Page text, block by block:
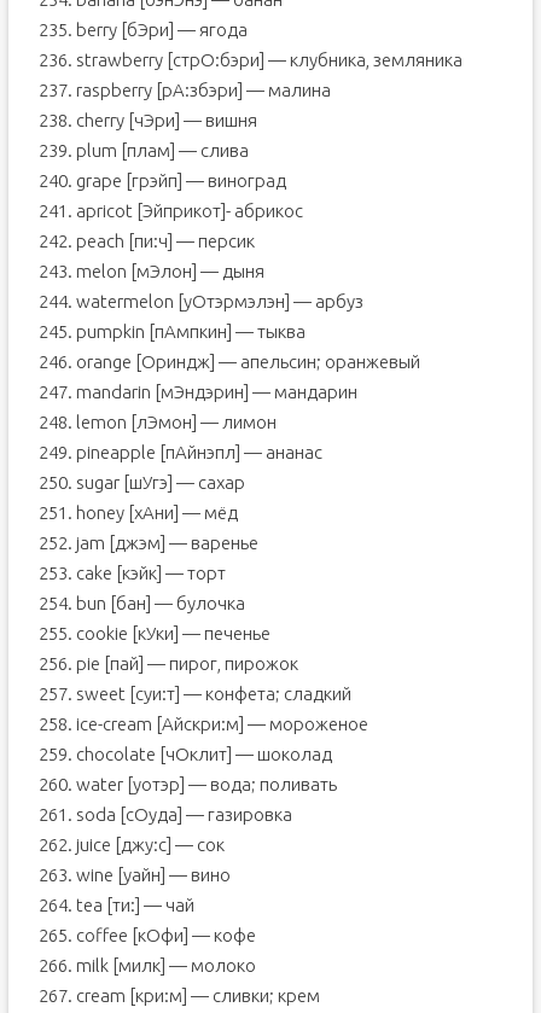
235. berry [бЭри] — ягода
236. strawberry [стрО:бэри] — клубника, земляника
237. raspberry [рА:збэри] — малина
238. cherry [чЭри] — вишня
239. plum [плам] — слива
240. grape [грэйп] — виноград
241. apricot [Эйприкот]- абрикос
242. peach [пи:ч] — персик
243. melon [мЭлон] — дыня
244. watermelon [уOтэрмэлэн] — арбуз
245. pumpkin [пАмпкин] — тыква
246. orange [Oриндж] — апельсин; оранжевый
247. mandarin [мЭндэрин] — мандарин
248. lemon [лЭмон] — лимон
249. pineapple [пАйнэпл] — ананас
250. sugar [шУгэ] — сахар
251. honey [хАни] — мёд
252. jam [джэм] — варенье
253. cake [кэйк] — торт
254. bun [бан] — булочка
255. cookie [кУки] — печенье
256. pie [пай] — пирог, пирожок
257. sweet [суи:т] — конфета; сладкий
258. ice-cream [Aйскри:м] — мороженое
259. chocolate [чOклит] — шоколад
260. water [уотэр] — вода; поливать
261. soda [сOуда] — газировка
262. juice [джу:с] — сок
263. wine [уайн] — вино
264. tea [ти:] — чай
265. coffee [кOфи] — кофе
266. milk [милк] — молоко
267. cream [кри:м] — сливки; крем